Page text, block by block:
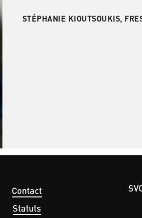
STÉPHANIE KIOUTSOUKIS,
Contact
Statuts